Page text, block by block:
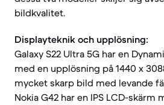
bildkvalitet.
Displayteknik och upplösning:
Galaxy S22 Ultra 5G har en
med en upplösning på 1440 x
mycket skarp bild med levande
Nokia G42 har en IPS LCD-skärm